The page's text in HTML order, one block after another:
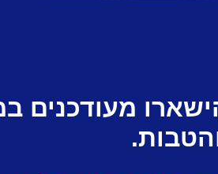
מעודכנים